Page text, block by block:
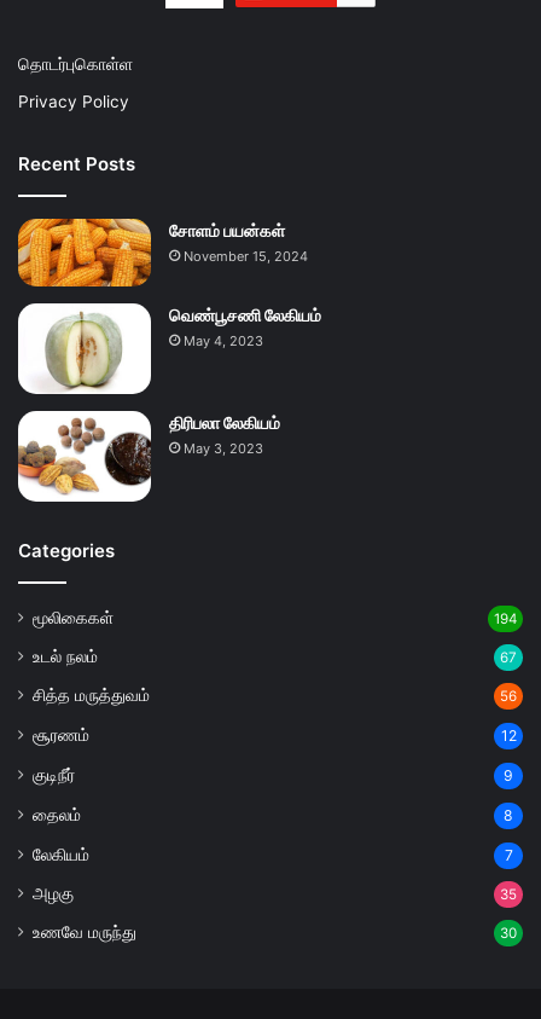
தொடர்புகொள்ள
Privacy Policy
Recent Posts
சோளம் பயன்கள்
November 15, 2024
வெண்பூசணி லேகியம்
May 4, 2023
திரிபலா லேகியம்
May 3, 2023
Categories
மூலிகைகள் 194
உடல் நலம் 67
சித்த மருத்துவம் 56
சூரணம் 12
குடிநீர் 9
தைலம் 8
லேகியம் 7
அழகு 35
உணவே மருந்து 30